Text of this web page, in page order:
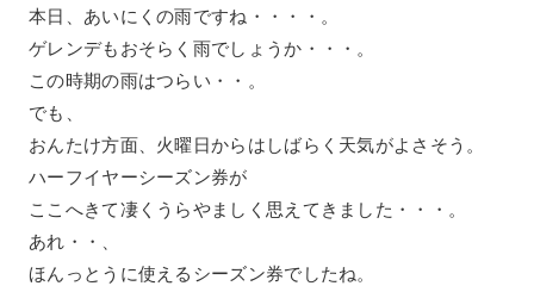
本日、あいにくの雨ですね・・・・。
ゲレンデもおそらく雨でしょうか・・・。
この時期の雨はつらい・・。
でも、
おんたけ方面、火曜日からはしばらく天気がよさそう。
ハーフイヤーシーズン券が
ここへきて凄くうらやましく思えてきました・・・。
あれ・・、
ほんっとうに使えるシーズン券でしたね。